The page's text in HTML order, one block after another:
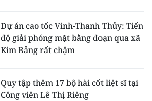
Dự án cao tốc Vinh-Thanh Thủy: Tiến
độ giải phóng mặt bằng đoạn qua xã
Kim Bảng rất chậm
Quy tập thêm 17 bộ hài cốt liệt sĩ tại
Công viên Lê Thị Riêng